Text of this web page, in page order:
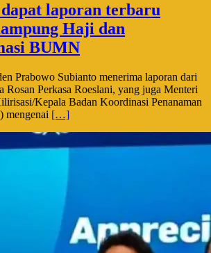
laporan terbaru
Haji dan
BUMN
Prabowo Subianto menerima laporan dari
Rosan Perkasa Roeslani, yang juga Menteri
Kepala Badan Koordinasi Penanaman
mengenai […]